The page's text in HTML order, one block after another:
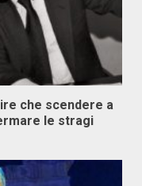
che scendere a
le stragi